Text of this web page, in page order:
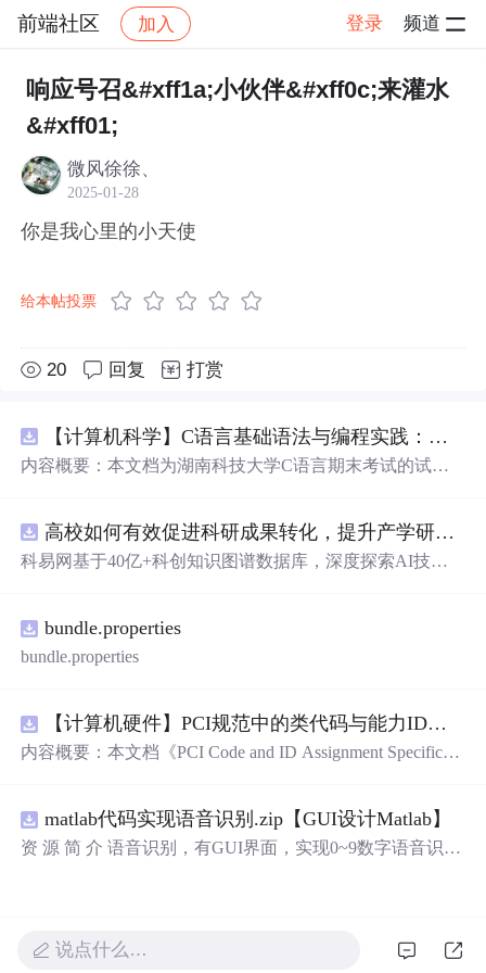
前端社区 加入 登录 频道
社区 前端社区 感慨 帖子详情
响应号召&#xff1a;小伙伴&#xff0c;来灌水
&#xff01;
微风徐徐、
2025-01-28
你是我心里的小天使
给本帖投票
20 回复 打赏
【计算机科学】C语言基础语法与编程实践：湖南科技大学期末考试核心知识点解析
内容概要：本文档为湖南科技大学C语言期末考试的试题
循环）、数组、字符串处理、函数定义与调用、指针初步
等内容。题目形式为单项选择题，每道题后附有正确答
业学习C语言课程的学生，特别是准备期末考试或需要强
化基础知识的初学者。; 使用场景及目标：①用于考前复
习，检验对C语言核心概念的掌握程度；②辅助教师出题
辑分析能力。; 阅读建议：建议结合教材和上机实践进行练
习，重点关注易错题和涉及复杂逻辑控制的题目，理解每
道题背后的程序执行流程，以达到真正掌握语言特性的目
高校如何有效促进科研成果转化，提升产学研合作效率？.docx
科易网基于40亿+科创知识图谱数据库，深度探索AI技术
新领域的AI+数智化解决方案，推动科技创新与产业创新
智能化发展。
bundle.properties
bundle.properties
【计算机硬件】PCI规范中的类代码与能力ID分配：设备功能分类及扩展能力标识系统设计
内容概要：本文档《PCI Code and ID Assignment Specificati
力标识（Extended Capability IDs）的标准编码规范。文档
详细列出了各类设备的功能分类，包括存储控制器、网络
matlab代码实现语音识别.zip【GUI设计Matlab】
资 源 简 介 语音识别，有GUI界面，实现0~9数字语音识别
它在许多领域有广泛的应用，包括语音助手、语音控制和
自动语音识别。语音识别技术的发展使得我们能够通过语
说点什么…